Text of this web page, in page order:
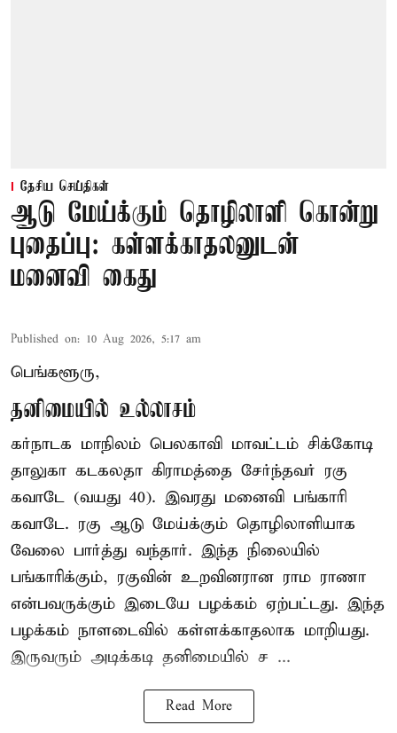
தேசிய செய்திகள்
ஆடு மேய்க்கும் தொழிலாளி கொன்று
புதைப்பு: கள்ளக்காதலனுடன்
மனைவி கைது
Published on: 10 Aug 2026, 5:17 am
பெங்களூரு,
தனிமையில் உல்லாசம்
கர்நாடக மாநிலம் பெலகாவி மாவட்டம் சிக்கோடி
தாலுகா கடகலதா கிராமத்தை சேர்ந்தவர் ரகு
கவாடே (வயது 40). இவரது மனைவி பங்காரி
கவாடே. ரகு ஆடு மேய்க்கும் தொழிலாளியாக
வேலை பார்த்து வந்தார். இந்த நிலையில்
பங்காரிக்கும், ரகுவின் உறவினரான ராம ராணா
என்பவருக்கும் இடையே பழக்கம் ஏற்பட்டது. இந்த
பழக்கம் நாளடைவில் கள்ளக்காதலாக மாறியது.
இருவரும் அடிக்கடி தனிமையில் ச ...
Read More